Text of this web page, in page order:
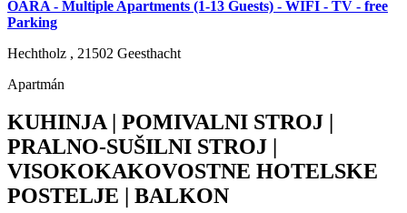
OARA - Multiple Apartments (1-13 Guests) - WIFI - TV - free
Parking
Hechtholz , 21502 Geesthacht
Apartmán
KUHINJA | POMIVALNI STROJ |
PRALNO-SUŠILNI STROJ |
VISOKOKAKOVOSTNE HOTELSKE
POSTELJE | BALKON